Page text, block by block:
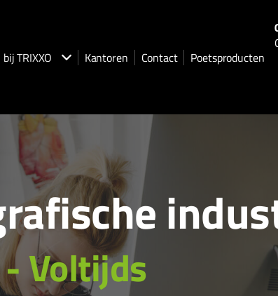
TRIXXO Kantoren Contact Poetsproducten
Voltijds